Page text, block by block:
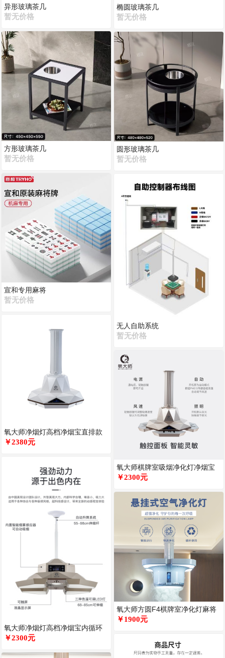
异形玻璃茶几
暂无价格
方形玻璃茶几
暂无价格
宣和专用麻将
暂无价格
氧大师净烟灯高档净烟宝直排款
Q7麻将馆空气净化吸力强消烟宝
￥2380元
氧大师净烟灯高档净烟宝内循环
款麻将馆空气净化吸力强消烟宝
￥2300元
椭圆玻璃茶几
暂无价格
圆形玻璃茶几
暂无价格
无人自助系统
暂无价格
氧大师棋牌室吸烟净化灯净烟宝
麻将馆空气净化消烟宝高端净化
￥2300元
氧大师方圆F4棋牌室净化灯麻将
馆吸烟宝360大循环排烟大功率
￥1900元